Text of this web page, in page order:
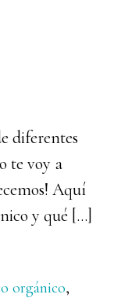
diferentes
te voy a
Aquí
y qué […]
orgánico,